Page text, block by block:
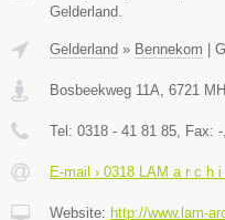
Gelderland.
Gelderland » Bennekom |
Bosbeekweg 11A 6721 MH
Tel: 0318 - 41 81 85 , Fax: -
E-mail › 0318 LAM a r c h
Website: http://www.lam-